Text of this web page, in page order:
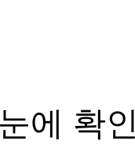
에 확인